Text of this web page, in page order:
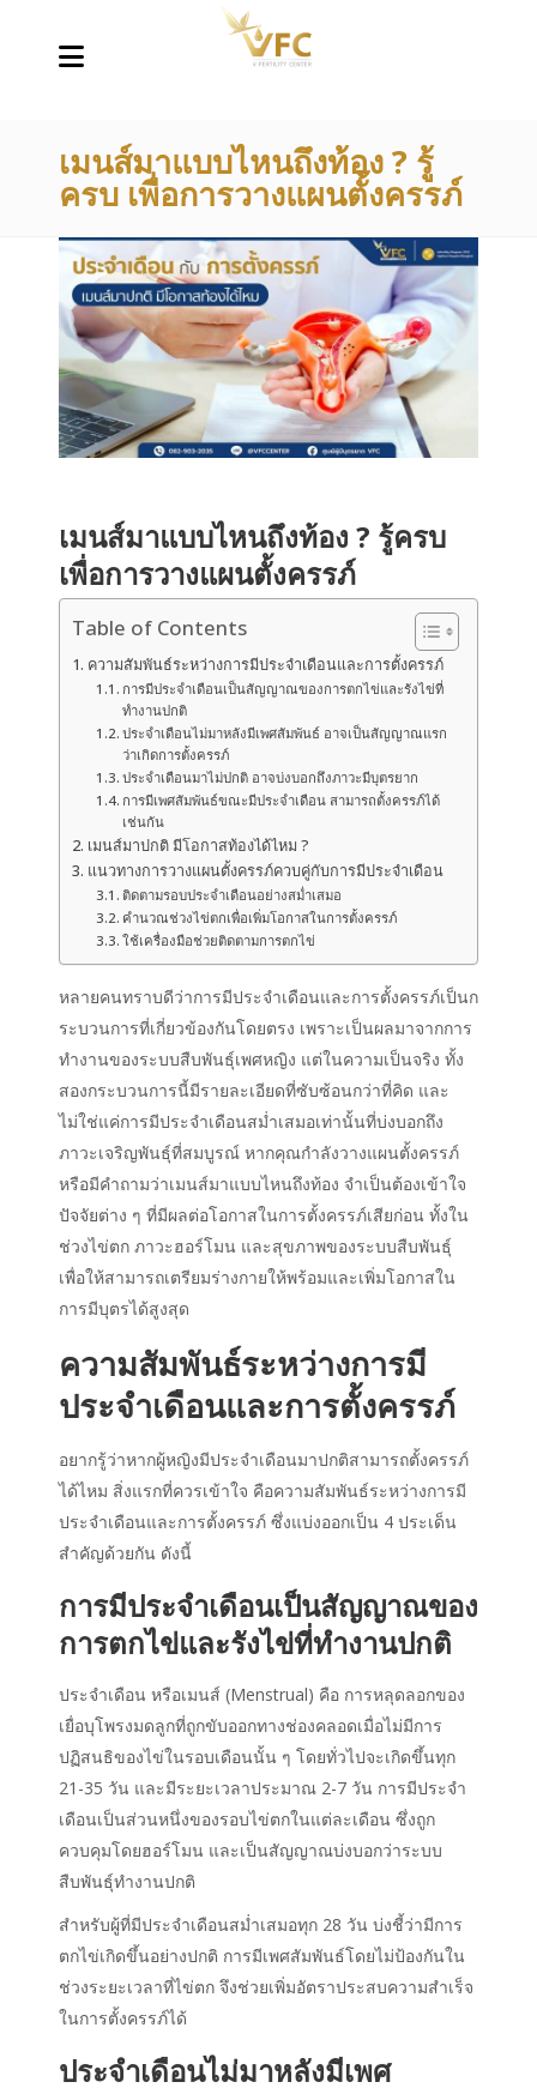
เมนส์มาแบบไหนถึงท้อง ? รู้
ครบ เพื่อการวางแผนตั้งครรภ์
เมนส์มาแบบไหนถึงท้อง ? รู้ครบ
เพื่อการวางแผนตั้งครรภ์
Table of Contents
ความสัมพันธ์ระหว่างการมีประจำเดือนและการตั้งครรภ์
การมีประจำเดือนเป็นสัญญาณของการตกไข่และรังไข่ที่
ทำงานปกติ
ประจำเดือนไม่มาหลังมีเพศสัมพันธ์ อาจเป็นสัญญาณแรก
ว่าเกิดการตั้งครรภ์
ประจำเดือนมาไม่ปกติ อาจบ่งบอกถึงภาวะมีบุตรยาก
การมีเพศสัมพันธ์ขณะมีประจำเดือน สามารถตั้งครรภ์ได้
เช่นกัน
เมนส์มาปกติ มีโอกาสท้องได้ไหม ?
แนวทางการวางแผนตั้งครรภ์ควบคู่กับการมีประจำเดือน
ติดตามรอบประจำเดือนอย่างสม่ำเสมอ
คำนวณช่วงไข่ตกเพื่อเพิ่มโอกาสในการตั้งครรภ์
ใช้เครื่องมือช่วยติดตามการตกไข่
หลายคนทราบดีว่าการมีประจำเดือนและการตั้งครรภ์เป็นก
ระบวนการที่เกี่ยวข้องกันโดยตรง เพราะเป็นผลมาจากการ
ทำงานของระบบสืบพันธุ์เพศหญิง แต่ในความเป็นจริง ทั้ง
สองกระบวนการนี้มีรายละเอียดที่ซับซ้อนกว่าที่คิด และ
ไม่ใช่แค่การมีประจำเดือนสม่ำเสมอเท่านั้นที่บ่งบอกถึง
ภาวะเจริญพันธุ์ที่สมบูรณ์ หากคุณกำลังวางแผนตั้งครรภ์
หรือมีคำถามว่าเมนส์มาแบบไหนถึงท้อง จำเป็นต้องเข้าใจ
ปัจจัยต่าง ๆ ที่มีผลต่อโอกาสในการตั้งครรภ์เสียก่อน ทั้งใน
ช่วงไข่ตก ภาวะฮอร์โมน และสุขภาพของระบบสืบพันธุ์
เพื่อให้สามารถเตรียมร่างกายให้พร้อมและเพิ่มโอกาสใน
การมีบุตรได้สูงสุด
ความสัมพันธ์ระหว่างการมี
ประจำเดือนและการตั้งครรภ์
อยากรู้ว่าหากผู้หญิงมีประจำเดือนมาปกติสามารถตั้งครรภ์
ได้ไหม สิ่งแรกที่ควรเข้าใจ คือความสัมพันธ์ระหว่างการมี
ประจำเดือนและการตั้งครรภ์ ซึ่งแบ่งออกเป็น 4 ประเด็น
สำคัญด้วยกัน ดังนี้
การมีประจำเดือนเป็นสัญญาณของ
การตกไข่และรังไข่ที่ทำงานปกติ
ประจำเดือน หรือเมนส์ (Menstrual) คือ การหลุดลอกของ
เยื่อบุโพรงมดลูกที่ถูกขับออกทางช่องคลอดเมื่อไม่มีการ
ปฏิสนธิของไข่ในรอบเดือนนั้น ๆ โดยทั่วไปจะเกิดขึ้นทุก
21-35 วัน และมีระยะเวลาประมาณ 2-7 วัน การมีประจำ
เดือนเป็นส่วนหนึ่งของรอบไข่ตกในแต่ละเดือน ซึ่งถูก
ควบคุมโดยฮอร์โมน และเป็นสัญญาณบ่งบอกว่าระบบ
สืบพันธุ์ทำงานปกติ
สำหรับผู้ที่มีประจำเดือนสม่ำเสมอทุก 28 วัน บ่งชี้ว่ามีการ
ตกไข่เกิดขึ้นอย่างปกติ การมีเพศสัมพันธ์โดยไม่ป้องกันใน
ช่วงระยะเวลาที่ไข่ตก จึงช่วยเพิ่มอัตราประสบความสำเร็จ
ในการตั้งครรภ์ได้
ประจำเดือนไม่มาหลังมีเพศ